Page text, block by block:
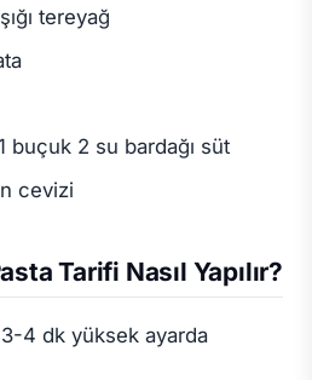
tereyağ
buçuk 2 su bardağı süt
cevizi
Tarifi Nasıl Yapılır?
4 dk yüksek ayarda